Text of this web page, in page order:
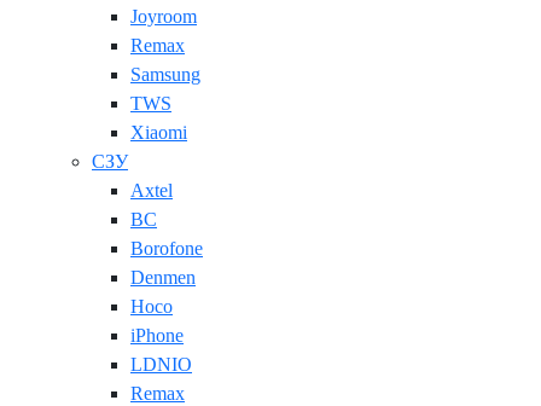
Joyroom
Remax
Samsung
TWS
Xiaomi
СЗУ
Axtel
BC
Borofone
Denmen
Hoco
iPhone
LDNIO
Remax